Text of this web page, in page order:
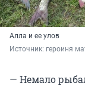
Алла и ее улов
Источник: героиня
— Немало